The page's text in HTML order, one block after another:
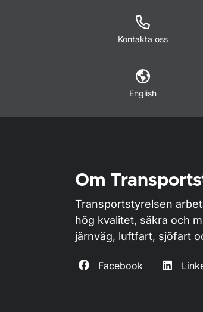
Kontakta oss
English
Om
Transportstyrelsen
hög kvalitet, säkra och
järnväg, luftfart, sjöfart
Facebook